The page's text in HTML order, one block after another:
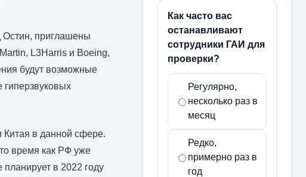
Остин, приглашены
L3Harris и Boeing,
будут возможные
в данной сфере.
время как РФ уже
в 2022 году
Как часто вас
останавливают
сотрудники ГАИ для
проверки?
Регулярно,
несколько раз в
месяц
Редко,
примерно раз в
год